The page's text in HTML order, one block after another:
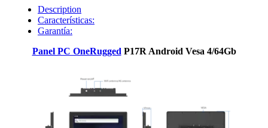
Description
Características:
Garantía:
Panel PC OneRugged P17R Android Vesa 4/64Gb